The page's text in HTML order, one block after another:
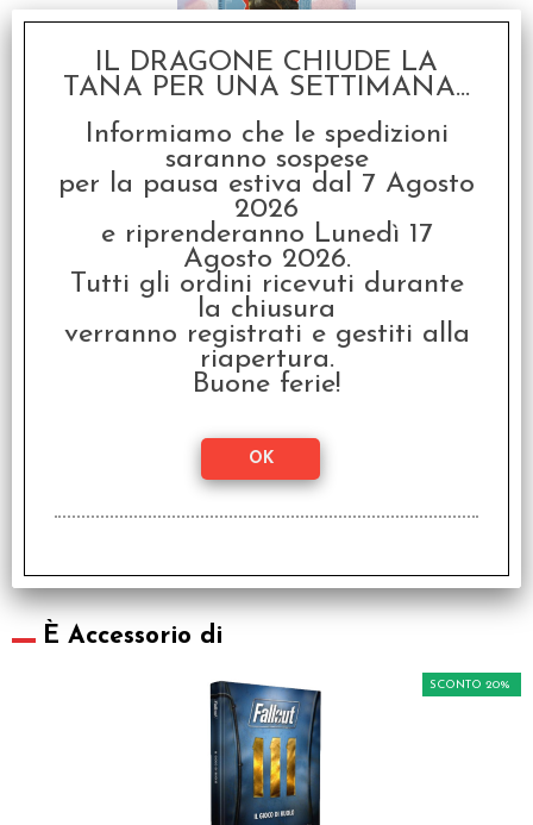
Ruolo - Girovaghi: La
Guida Completa
€ 44,90
€ 35,92
Fallout - Il Gioco di
Ruolo - Starter Set
Italiano
€ 29,90
È Accessorio di
SCONTO 20%
IL DRAGONE CHIUDE LA
TANA PER UNA SETTIMANA...
Informiamo che le spedizioni
saranno sospese
per la pausa estiva dal 7 Agosto
2026
e riprenderanno Lunedì 17
Agosto 2026.
Tutti gli ordini ricevuti durante
la chiusura
verranno registrati e gestiti alla
riapertura.
Buone ferie!